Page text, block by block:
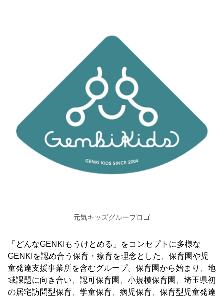
元気キッズグループロゴ
「どんなGENKIもうけとめる」をコンセプトに多様な
GENKIを認め合う保育・療育を理念とした、保育園や児
童発達支援事業所を含むグループ。保育園から始まり、地
域課題に向き合い、認可保育園、小規模保育園、埼玉県初
の居宅訪問型保育、学童保育、病児保育、保育型児童発達